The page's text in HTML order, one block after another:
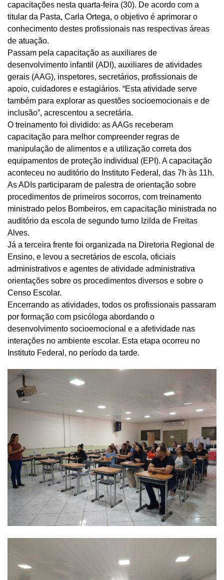
capacitações nesta quarta-feira (30). De acordo com a
titular da Pasta, Carla Ortega, o objetivo é aprimorar o
conhecimento destes profissionais nas respectivas áreas
de atuação.
Passam pela capacitação as auxiliares de
desenvolvimento infantil (ADI), auxiliares de atividades
gerais (AAG), inspetores, secretários, profissionais de
apoio, cuidadores e estagiários. “Esta atividade serve
também para explorar as questões socioemocionais e de
inclusão”, acrescentou a secretária.
O treinamento foi dividido: as AAGs receberam
capacitação para melhor compreender regras de
manipulação de alimentos e a utilização correta dos
equipamentos de proteção individual (EPI). A capacitação
aconteceu no auditório do Instituto Federal, das 7h às 11h.
As ADIs participaram de palestra de orientação sobre
procedimentos de primeiros socorros, com treinamento
ministrado pelos Bombeiros, em capacitação ministrada no
auditório da escola de segundo turno Izilda de Freitas
Alves.
Já a terceira frente foi organizada na Diretoria Regional de
Ensino, e levou a secretários de escola, oficiais
administrativos e agentes de atividade administrativa
orientações sobre os procedimentos diversos e sobre o
Censo Escolar.
Encerrando as atividades, todos os profissionais passaram
por formação com psicóloga abordando o
desenvolvimento socioemocional e a afetividade nas
interações no ambiente escolar. Esta etapa ocorreu no
Instituto Federal, no período da tarde.